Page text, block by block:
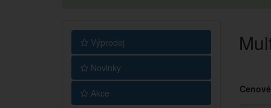
Výprodej
Novinky
Akce